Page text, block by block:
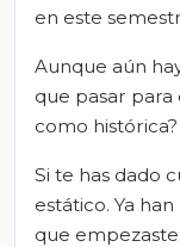
en este
Aunque aún
que pasar para
como histórica?
Si te has dado
estático. Ya
que empezaste